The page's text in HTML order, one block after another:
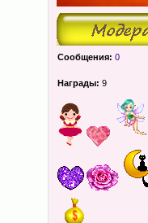
Сообщения: 0
Награды: 9